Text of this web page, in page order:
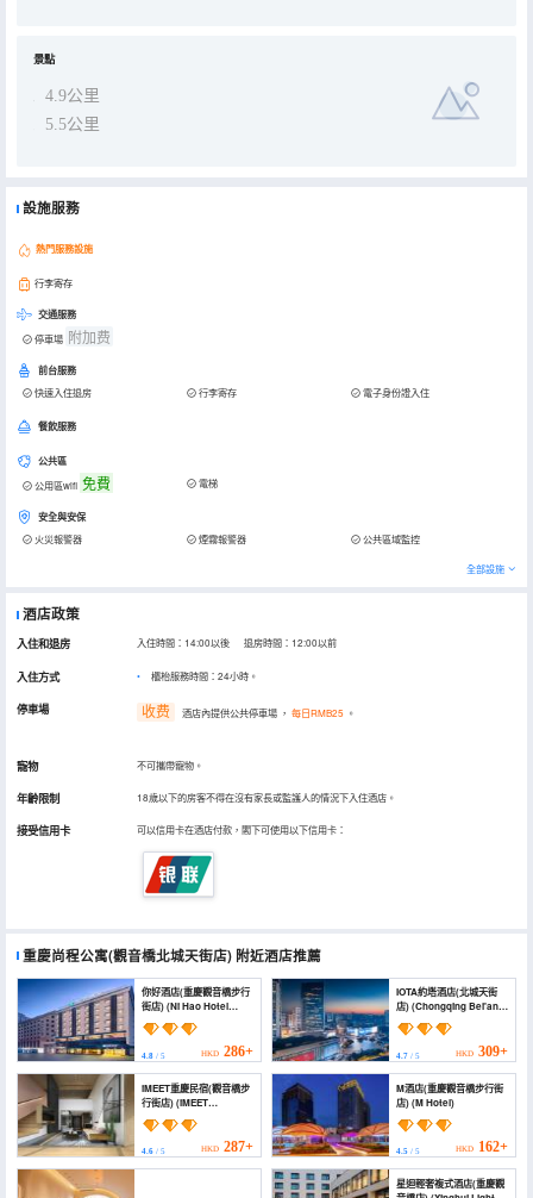
景點
4.9公里
5.5公里
設施服務
熱門服務設施
行李寄存
交通服務
停車場 附加费
前台服務
快速入住退房 行李寄存 電子身份證入住
餐飲服務
公共區
公用區wifi 免費 電梯
安全與安保
火災報警器 煙霧報警器 公共區域監控
全部設施
酒店政策
入住和退房 入住時間：14:00以後 退房時間：12:00以前
入住方式 櫃枱服務時間：24小時。
停車場 收费 酒店內提供公共停車場 ， 每日RMB25 。
寵物 不可攜帶寵物。
年齡限制 18歲以下的房客不得在沒有家長或監護人的情況下入住酒店。
接受信用卡 可以信用卡在酒店付款，閣下可使用以下信用卡：
重慶尚程公寓(觀音橋北城天街店) 附近酒店推薦
你好酒店(重慶觀音橋步行
街店) (Ni Hao Hotel
(Chongqing
Guanyinqiao
Pedestrian Street))
4.8 / 5 HKD 286+
IOTA約塔酒店(北城天街
店) (Chongqing Bei'an
E-sports Homestay)
4.7/ 5 HKD 309+
iMEET重慶民宿(觀音橋步
行街店) (iMEET
Chongqing Homestay
(Guanyinqiao
Pedestrian Street))
4.6 / 5 HKD 287+
M酒店(重慶觀音橋步行街
店) (M Hotel)
4.5/ 5 HKD 162+
星迴輕奢複式酒店(重慶觀